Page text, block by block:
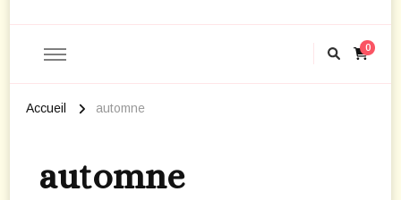
0
Accueil automne
automne